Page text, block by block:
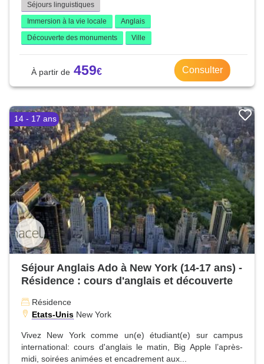
Séjours linguistiques
Immersion à la vie locale
Anglais
Découverte des monuments
Ville
459 Consulter
14 - 17 ans
Séjour Anglais Ado à New York (14-17 ans) -
Résidence : cours d'anglais et découverte
Résidence
Etats-Unis New York
Vivez New York comme un(e) étudiant(e) sur campus
international: cours d'anglais le matin, Big Apple l’après-
midi, soirées animées et encadrement aux...